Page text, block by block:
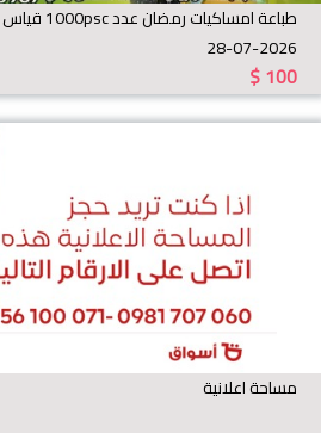
طباعة امساكيات رمضان عدد 1000psc قياس A4
28-07-2026
$100
مساحة اعلانية